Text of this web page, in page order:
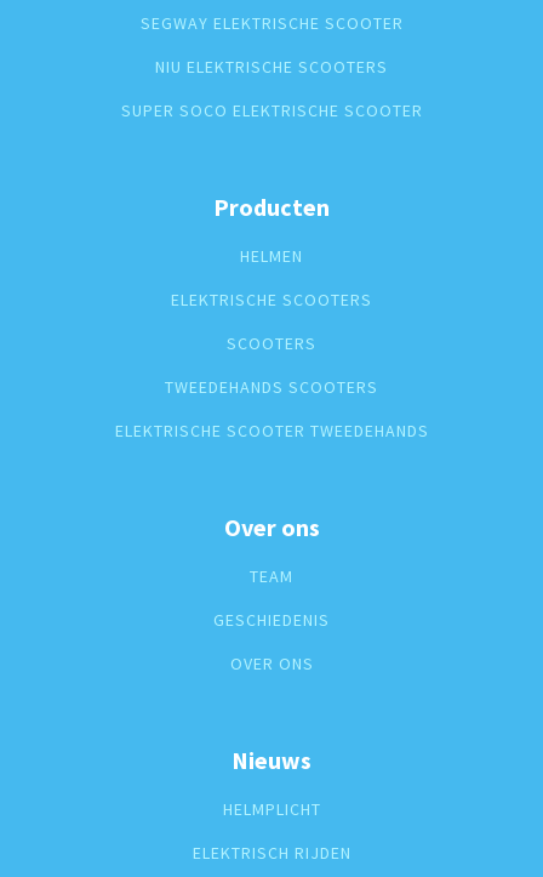
SEGWAY ELEKTRISCHE SCOOTER
NIU ELEKTRISCHE SCOOTERS
SUPER SOCO ELEKTRISCHE SCOOTER
Producten
HELMEN
ELEKTRISCHE SCOOTERS
SCOOTERS
TWEEDEHANDS SCOOTERS
ELEKTRISCHE SCOOTER TWEEDEHANDS
Over ons
TEAM
GESCHIEDENIS
OVER ONS
Nieuws
HELMPLICHT
ELEKTRISCH RIJDEN